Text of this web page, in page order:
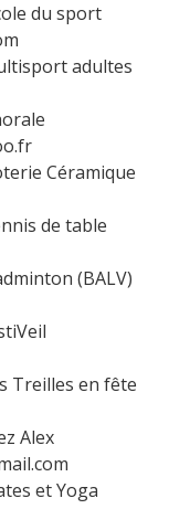
du sport
adultes
Céramique
de table
(BALV)
en fête
Alex
et Yoga